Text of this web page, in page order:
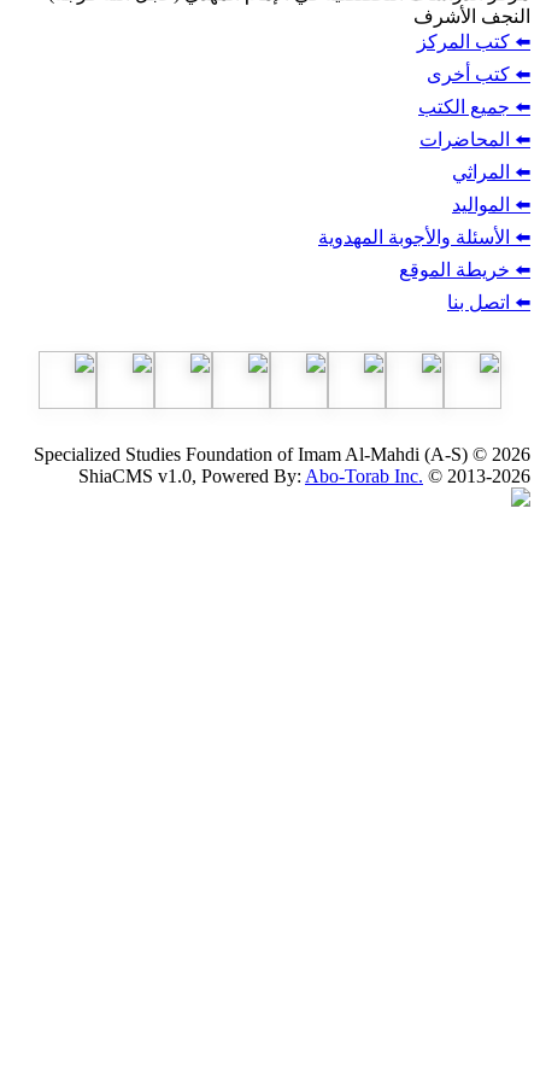
المهدوية
Specialized Studies Foundation of Imam Al-
ShiaCMS v1.0, Powered By:Abo-Torab Inc.